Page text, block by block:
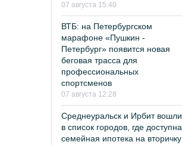
07 августа 15:40
ВТБ: на Петербургском
марафоне «Пушкин -
Петербург» появится новая
беговая трасса для
профессиональных
спортсменов
07 августа 12:28
Среднеуральск и Ирбит вошли
в список городов, где доступна
семейная ипотека на вторичку